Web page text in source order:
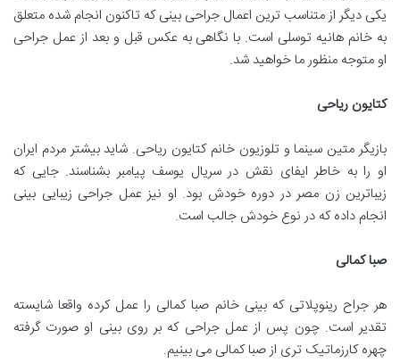
یکی دیگر از متناسب ترین اعمال جراحی بینی که تاکنون انجام شده متعلق
به خانم هانیه توسلی است. با نگاهی به عکس قبل و بعد از عمل جراحی
او متوجه منظور ما خواهید شد.
کتایون ریاحی
بازیگر متین سینما و تلوزیون خانم کتایون ریاحی. شاید بیشتر مردم ایران
او را به خاطر ایفای نقش در سریال یوسف پیامبر بشناسند. جایی که
زیباترین زن مصر در دوره خودش بود. او نیز عمل جراحی زیبایی بینی
انجام داده که در نوع خودش جالب است.
صبا کمالی
هر جراح رینوپلاتی که بینی خانم صبا کمالی را عمل کرده واقعا شایسته
تقدیر است. چون پس از عمل جراحی که بر روی بینی او صورت گرفته
چهره کارزماتیک تری از صبا کمالی می بینیم.